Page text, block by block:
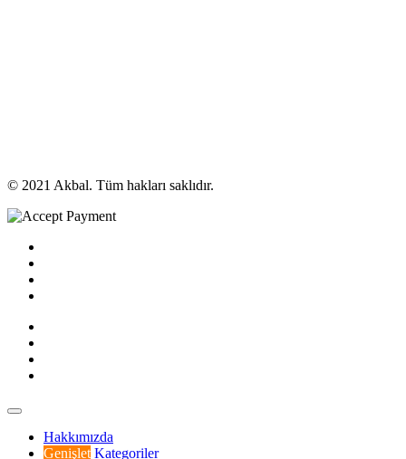
© 2021 Akbal. Tüm hakları saklıdır.
Hakkımızda
Genişlet Kategoriler